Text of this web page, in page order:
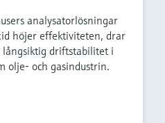
analysatorlösningar
höjer effektiviteten, drar
långsiktig driftstabilitet i
olje- och gasindustrin.